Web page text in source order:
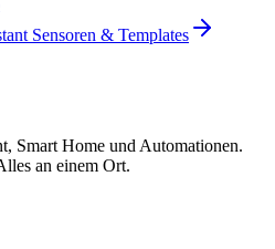
Sensoren & Templates
Smart Home und Automationen.
an einem Ort.